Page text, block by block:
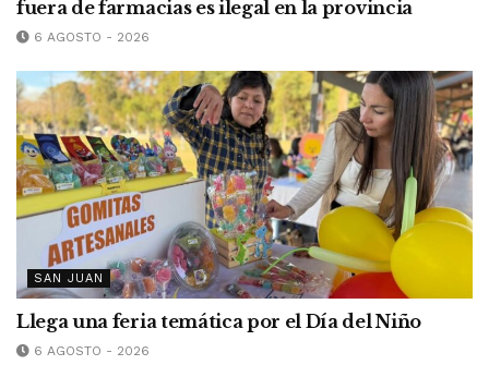
fuera de farmacias es ilegal en la provincia
6 AGOSTO - 2026
SAN JUAN
Llega una feria temática por el Día del Niño
6 AGOSTO - 2026